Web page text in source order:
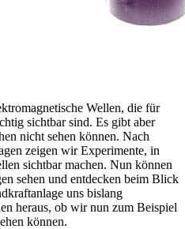
Wellen, die für
sichtbar sind. Es gibt aber
nicht sehen können. Nach
zeigen wir Experimente, in
sichtbar machen. Nun können
sehen und entdecken beim Blick
uns bislang
heraus, ob wir nun zum Beispiel
können.